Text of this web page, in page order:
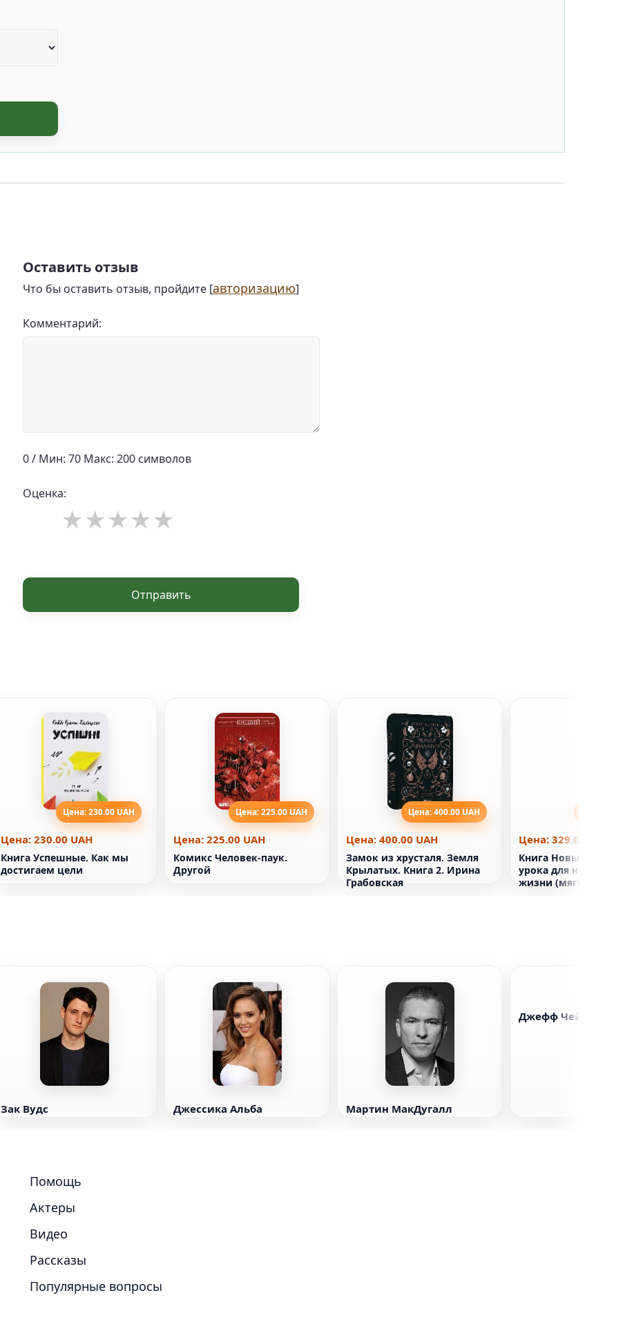
Оставить отзыв
Что бы оставить отзыв, пройдите [авторизацию]
Комментарий:
0 / Мин: 70 Макс: 200 символов
Оценка:
Отправить
Цена: 230.00 UAH
Цена: 230.00 UAH
Книга Успешные. Как мы
достигаем цели
Цена: 225.00 UAH
Цена: 225.00 UAH
Комикс Человек-паук.
Другой
Цена: 400.00 UAH
Цена: 400.00 UAH
Замок из хрусталя. Земля
Крылатых. Книга 2. Ирина
Грабовская
Цена: 329.00 UAH
Книга Новые
урока для
жизни (мягкая
Зак Вудс Джессика Альба Мартин МакДугалл
Джефф Чейз
Помощь
Актеры
Видео
Рассказы
Популярные вопросы